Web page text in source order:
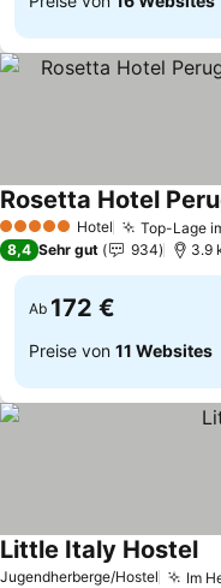
5 Sterne Hotel Top-Lage
8,4 Sehr gut 934 3.9
Ab 172 €
Preise von 11 Websites
Jugendherberge/Hostel Im
Little Italy Hostel